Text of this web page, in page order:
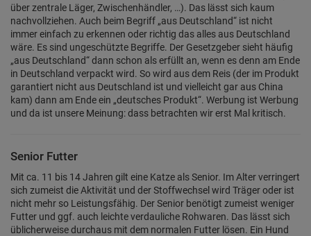
über zentrale Läger, Zwischenhändler, …). Das lässt sich kaum
nachvollziehen. Auch beim Begriff „aus Deutschland“ ist nicht
immer einfach zu erkennen oder richtig das alles aus Deutschland
wäre. Es sind ungeschützte Begriffe. Der Gesetzgeber sieht häufig
„aus Deutschland“ dann schon als erfüllt an, wenn es denn am Ende
in Deutschland verpackt wird. So wird aus dem Reis (der im Produkt
garantiert nicht aus Deutschland ist und vielleicht gar aus China
kam) dann am Ende ein „deutsches Produkt“. Werbung ist Werbung
und da ist unsere Meinung: dass betrachten wir erst Mal kritisch.
Senior Futter
Mit ca. 11 bis 14 Jahren gilt eine Katze als Senior. Im Alter verringert
sich zumeist die Aktivität und der Stoffwechsel wird Träger oder ist
nicht mehr so Leistungsfähig. Der Senior benötigt zumeist weniger
Futter und ggf. auch leichte verdauliche Rohwaren. Das lässt sich
üblicherweise durchaus mit dem normalen Futter lösen. Ein Hund